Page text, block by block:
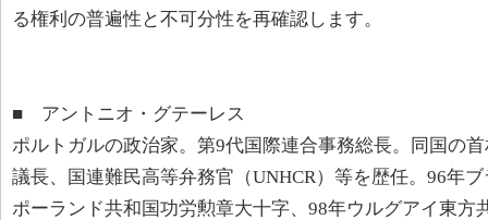
る権利の普遍性と不可分性を再確認します。
■ アントニオ・グテーレス
ポルトガルの政治家。第9代国際連合事務総長。同国の
議長、国連難民高等弁務官（UNHCR）等を歴任。96年
ポーランド共和国功労勲章大十字、98年ウルグアイ東方